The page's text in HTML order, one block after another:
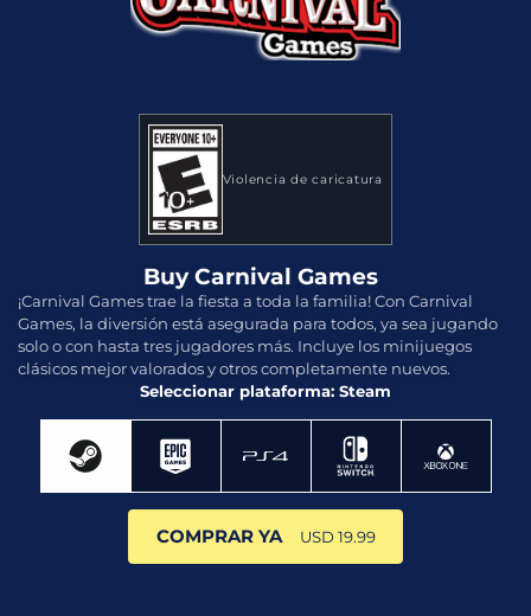
Violencia de caricatura
Buy Carnival Games
¡Carnival Games trae la fiesta a toda la familia! Con Carnival
Games, la diversión está asegurada para todos, ya sea jugando
solo o con hasta tres jugadores más. Incluye los minijuegos
clásicos mejor valorados y otros completamente nuevos.
Seleccionar plataforma: Steam
COMPRAR YA USD 19.99